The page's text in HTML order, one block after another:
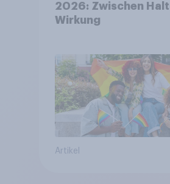
2026: Zwischen
Wirkung
Artikel